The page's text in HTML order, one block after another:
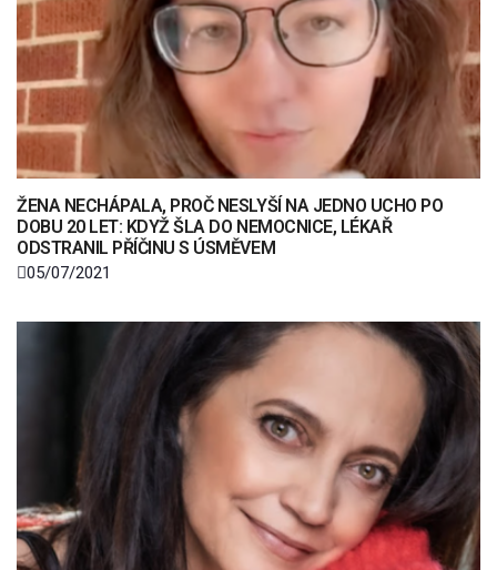
ŽENA NECHÁPALA, PROČ NESLYŠÍ NA JEDNO UCHO PO
DOBU 20 LET: KDYŽ ŠLA DO NEMOCNICE, LÉKAŘ
ODSTRANIL PŘÍČINU S ÚSMĚVEM
05/07/2021